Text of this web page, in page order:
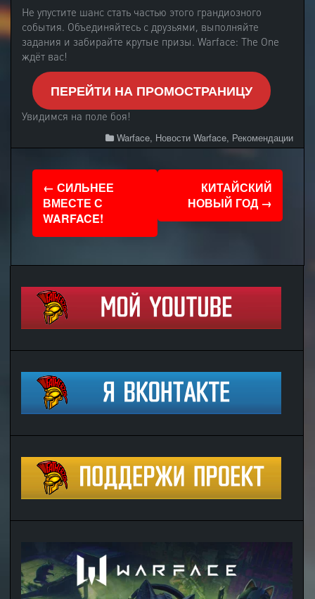
Не упустите шанс стать частью этого грандиозного
события. Объединяйтесь с друзьями, выполняйте
задания и забирайте крутые призы. Warface: The One
ждёт вас!
ПЕРЕЙТИ НА ПРОМОСТРАНИЦУ
Увидимся на поле боя!
Warface, Новости Warface, Рекомендации
Навигация
по
записям
← СИЛЬНЕЕ
ВМЕСТЕ С
WARFACE!
КИТАЙСКИЙ
НОВЫЙ ГОД →